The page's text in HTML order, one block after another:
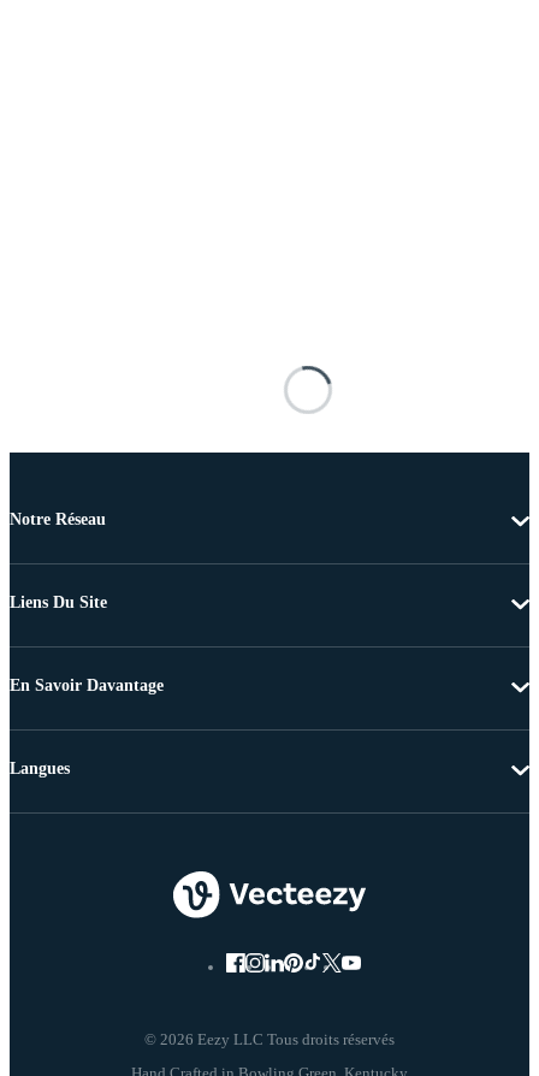
Notre Réseau
Liens Du Site
En Savoir Davantage
© 2026 Eezy LLC Tous droits réservés
Langues